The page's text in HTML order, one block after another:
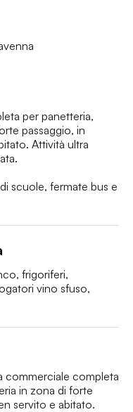
per panetteria,
passaggio, in
Attività ultra
scuole, fermate bus e
frigoriferi,
vino sfuso,
commerciale completa
in zona di forte
servito e abitato.